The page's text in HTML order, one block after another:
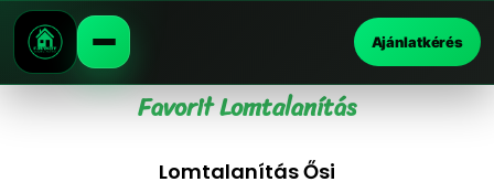
Ajánlatkérés
Favorit Lomtalanítás
Lomtalanítás Ősi